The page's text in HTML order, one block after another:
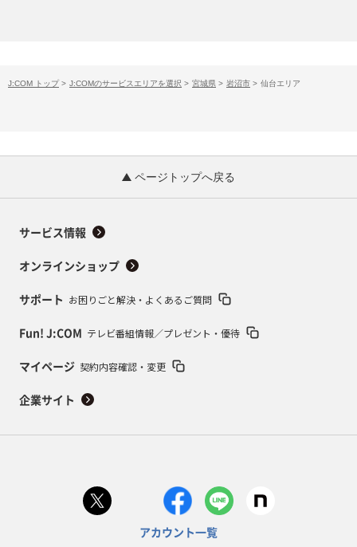
J:COM トップ > J:COMのサービスエリアを選択 > 宮城県 > 岩沼市 > 仙台エリア
ページトップへ戻る
サービス情報
オンラインショップ
サポート お困りごと解決・よくあるご質問
Fun! J:COM テレビ番組情報／プレゼント・優待
マイページ 契約内容確認・変更
企業サイト
アカウント一覧